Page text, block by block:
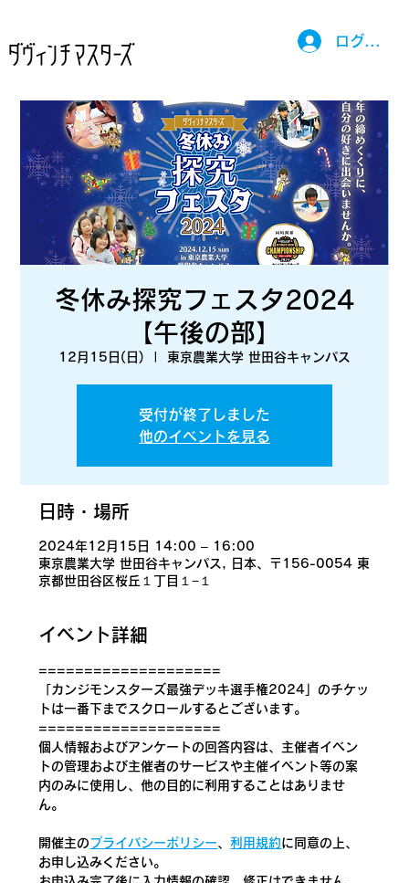
冬休み探究フェスタ2024
【午後の部】
12月15日(日) 東京農業大学 世田谷キャンパス
受付が終了しました
他のイベントを見る
日時・場所
2024年12月15日 14:00 – 16:00
東京農業大学 世田谷キャンパス, 日本、〒156-0054 東
京都世田谷区桜丘１丁目１−１
イベント詳細
====================
「カンジモンスターズ最強デッキ選手権2024」のチケッ
トは​一番下までスクロールするとございます。
====================
個人情報およびアンケートの回答内容は、主催者イベン
トの管理および主催者のサービスや主催イベント等の案
内のみに使用し、他の目的に利用することはありませ
ん。
開催主のプライバシーポリシー、利用規約に同意の上、
お申し込みください。
ログイン